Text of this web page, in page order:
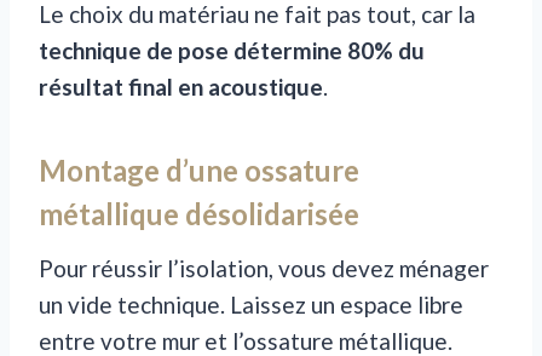
Le choix du matériau ne fait pas tout, car la
technique de pose détermine 80% du
résultat final en acoustique
Montage d’une ossature
métallique désolidarisée
Pour réussir l’isolation, vous devez ménager
un vide technique. Laissez un espace libre
entre votre mur et l’ossature métallique.